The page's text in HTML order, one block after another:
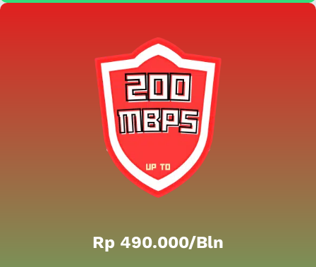
Rp 490.000/bln